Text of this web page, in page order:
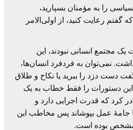
را به مؤمنان بسپارید،
گفتم رعایت کنید، از اولی‌الامر
مجتمع انسانی نبودند، این
‏نمی‌توان به فردفرد انسان‌ها،
دست دزد را ببرید یا نکاح و طلاق
این دستورات را فقط خطاب به یک
کرد ‏که قدرت اجرایی دارد و
جامۀ عمل بپوشاند پس مخاطب این
مشخص بوده است.‏